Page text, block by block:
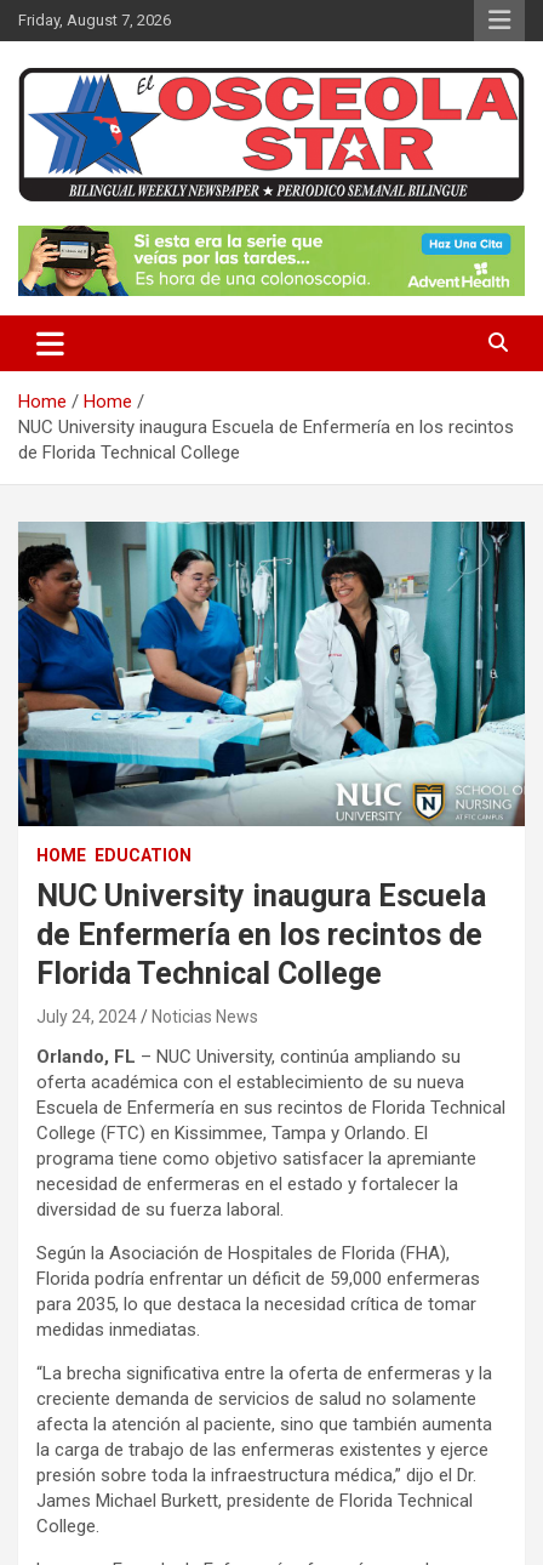
k
t
Friday, August 7, 2026
El Osceola Star
Home
Home
NUC University inaugura Escuela de Enfermería en los recintos
de Florida Technical College
HOME EDUCATION
NUC University inaugura Escuela
de Enfermería en los recintos de
Florida Technical College
July 24, 2024 Noticias News
Orlando, FL – NUC University, continúa ampliando su
oferta académica con el establecimiento de su nueva
Escuela de Enfermería en sus recintos de Florida Technical
College (FTC) en Kissimmee, Tampa y Orlando. El
programa tiene como objetivo satisfacer la apremiante
necesidad de enfermeras en el estado y fortalecer la
diversidad de su fuerza laboral.
Según la Asociación de Hospitales de Florida (FHA),
Florida podría enfrentar un déficit de 59,000 enfermeras
para 2035, lo que destaca la necesidad crítica de tomar
medidas inmediatas.
“La brecha significativa entre la oferta de enfermeras y la
creciente demanda de servicios de salud no solamente
afecta la atención al paciente, sino que también aumenta
la carga de trabajo de las enfermeras existentes y ejerce
presión sobre toda la infraestructura médica,” dijo el Dr.
James Michael Burkett, presidente de Florida Technical
College.